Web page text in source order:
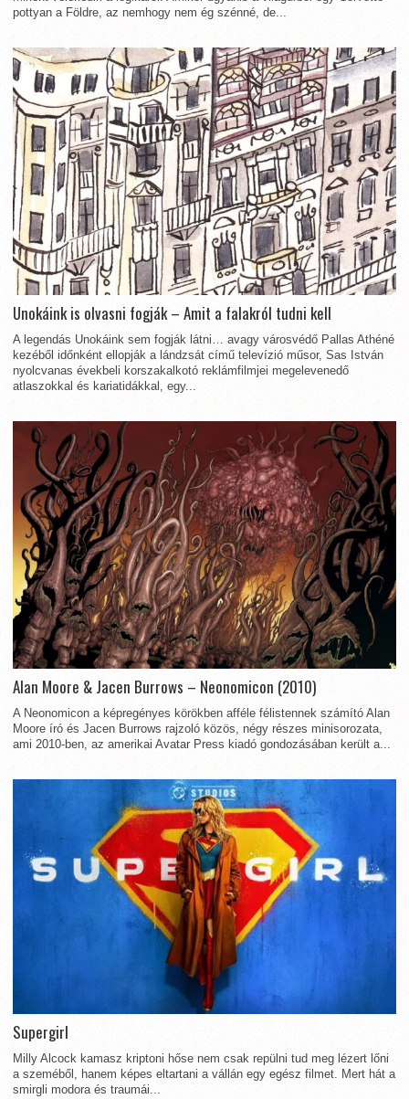
pottyan a Földre, az nemhogy nem ég szénné, de...
Unokáink is olvasni fogják – Amit a falakról tudni kell
A legendás Unokáink sem fogják látni… avagy városvédő Pallas Athéné
kezéből időnként ellopják a lándzsát című televízió műsor, Sas István
nyolcvanas évekbeli korszakalkotó reklámfilmjei megelevenedő
atlaszokkal és kariatidákkal, egy...
Alan Moore & Jacen Burrows – Neonomicon (2010)
A Neonomicon a képregényes körökben afféle félistennek számító Alan
Moore író és Jacen Burrows rajzoló közös, négy részes minisorozata,
ami 2010-ben, az amerikai Avatar Press kiadó gondozásában került a...
Supergirl
Milly Alcock kamasz kriptoni hőse nem csak repülni tud meg lézert lőni
a szeméből, hanem képes eltartani a vállán egy egész filmet. Mert hát a
smirgli modora és traumái...